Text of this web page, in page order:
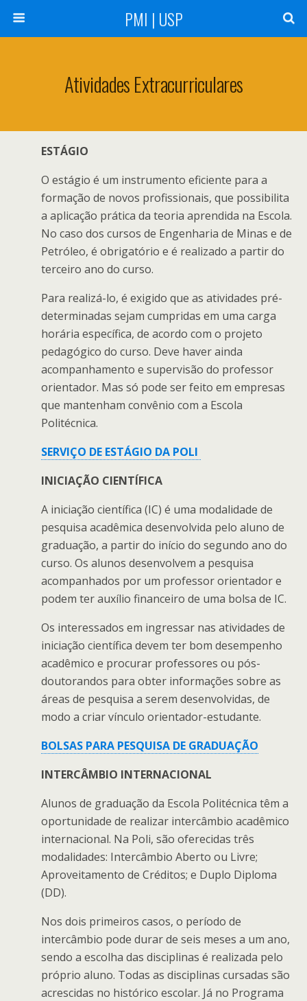
PMI | USP
Atividades Extracurriculares
ESTÁGIO
O estágio é um instrumento eficiente para a
formação de novos profissionais, que possibilita
a aplicação prática da teoria aprendida na Escola.
No caso dos cursos de Engenharia de Minas e de
Petróleo, é obrigatório e é realizado a partir do
terceiro ano do curso.
Para realizá-lo, é exigido que as atividades pré-
determinadas sejam cumpridas em uma carga
horária específica, de acordo com o projeto
pedagógico do curso. Deve haver ainda
acompanhamento e supervisão do professor
orientador. Mas só pode ser feito em empresas
que mantenham convênio com a Escola
Politécnica.
SERVIÇO DE ESTÁGIO DA POLI
INICIAÇÃO CIENTÍFICA
A iniciação científica (IC) é uma modalidade de
pesquisa acadêmica desenvolvida pelo aluno de
graduação, a partir do início do segundo ano do
curso. Os alunos desenvolvem a pesquisa
acompanhados por um professor orientador e
podem ter auxílio financeiro de uma bolsa de IC.
Os interessados em ingressar nas atividades de
iniciação científica devem ter bom desempenho
acadêmico e procurar professores ou pós-
doutorandos para obter informações sobre as
áreas de pesquisa a serem desenvolvidas, de
modo a criar vínculo orientador-estudante.
BOLSAS PARA PESQUISA DE GRADUAÇÃO
INTERCÂMBIO INTERNACIONAL
Alunos de graduação da Escola Politécnica têm a
oportunidade de realizar intercâmbio acadêmico
internacional. Na Poli, são oferecidas três
modalidades: Intercâmbio Aberto ou Livre;
Aproveitamento de Créditos; e Duplo Diploma
(DD).
Nos dois primeiros casos, o período de
intercâmbio pode durar de seis meses a um ano,
sendo a escolha das disciplinas é realizada pelo
próprio aluno. Todas as disciplinas cursadas são
acrescidas no histórico escolar. Já no Programa